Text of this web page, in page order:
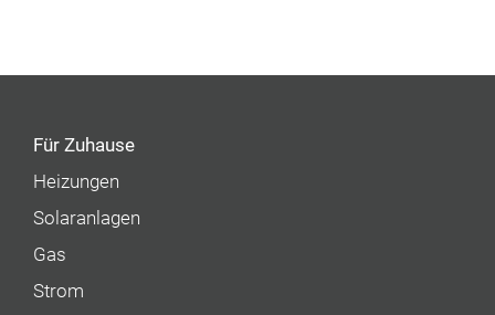
Für Zuhause
Heizungen
Solaranlagen
Gas
Strom